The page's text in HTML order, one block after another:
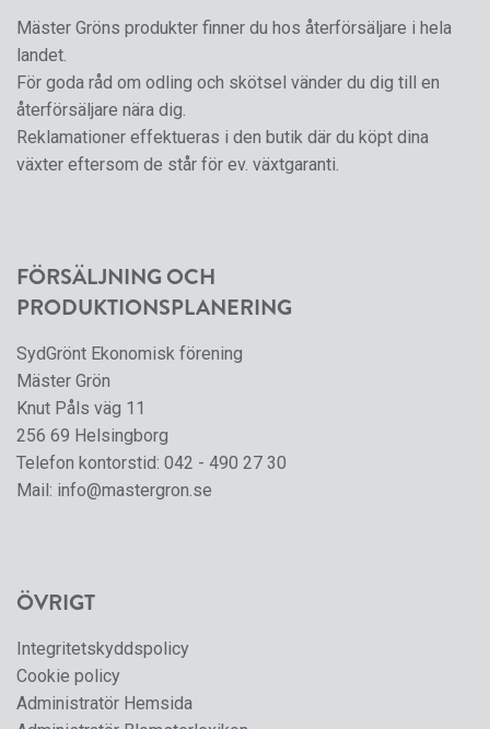
Mäster Gröns produkter finner du hos återförsäljare i hela
landet.
För goda råd om odling och skötsel vänder du dig till en
återförsäljare nära dig.
Reklamationer effektueras i den butik där du köpt dina
växter eftersom de står för ev. växtgaranti.
FÖRSÄLJNING OCH
PRODUKTIONSPLANERING
SydGrönt Ekonomisk förening
Mäster Grön
Knut Påls väg 11
256 69 Helsingborg
Telefon kontorstid: 042 - 490 27 30
Mail: info@mastergron.se
ÖVRIGT
Integritetskyddspolicy
Cookie policy
Administratör Hemsida